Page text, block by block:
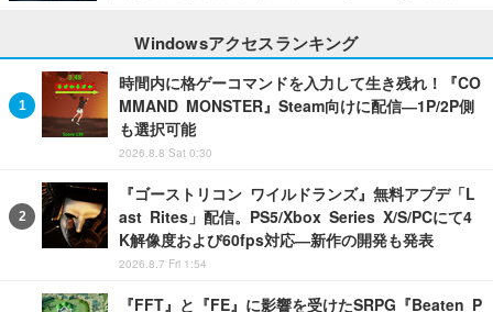
Windowsアクセスランキング
時間内に格ゲーコマンドを入力して生き残れ！『CO
MMAND MONSTER』Steam向けに配信―1P/2P側
も選択可能
2026.8.8 Sat 0:30
『ゴーストリコン ワイルドランズ』無料アプデ「L
ast Rites」配信。PS5/Xbox Series X/S/PCにて4
K解像度および60fps対応―新作の開発も発表
2026.8.7 Fri 1:54
『FFT』と『FE』に影響を受けたSRPG『Beaten P